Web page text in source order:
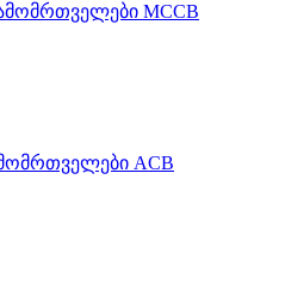
MCCB
ACB